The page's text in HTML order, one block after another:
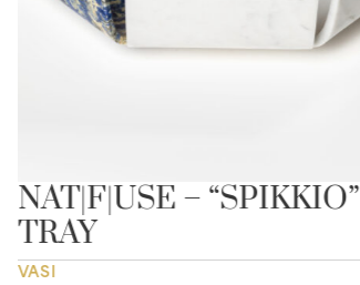
NAT|F|USE – “SPIKKIO”
TRAY
VASI